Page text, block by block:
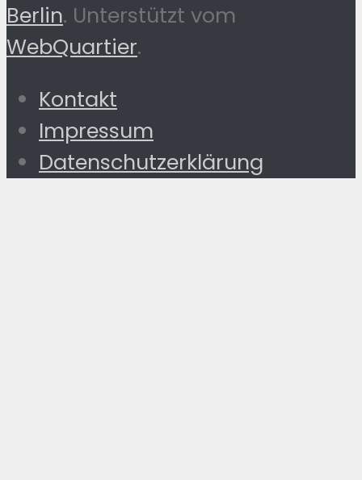
Berlin. Unterstützt vom
WebQuartier.
Kontakt
Impressum
Datenschutzerklärung